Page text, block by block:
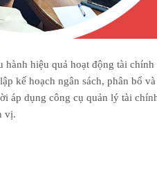
hiệu quả hoạt động tài chính
kế hoạch ngân sách, phân bổ
áp dụng công cụ quản lý tài
vị.